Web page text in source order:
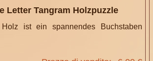
Letter Tangram Holzpuzzle
ist ein spannendes Buchstaben